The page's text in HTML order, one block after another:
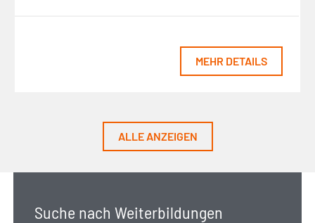
MEHR DETAILS
ALLE ANZEIGEN
Suche nach Weiterbildungen